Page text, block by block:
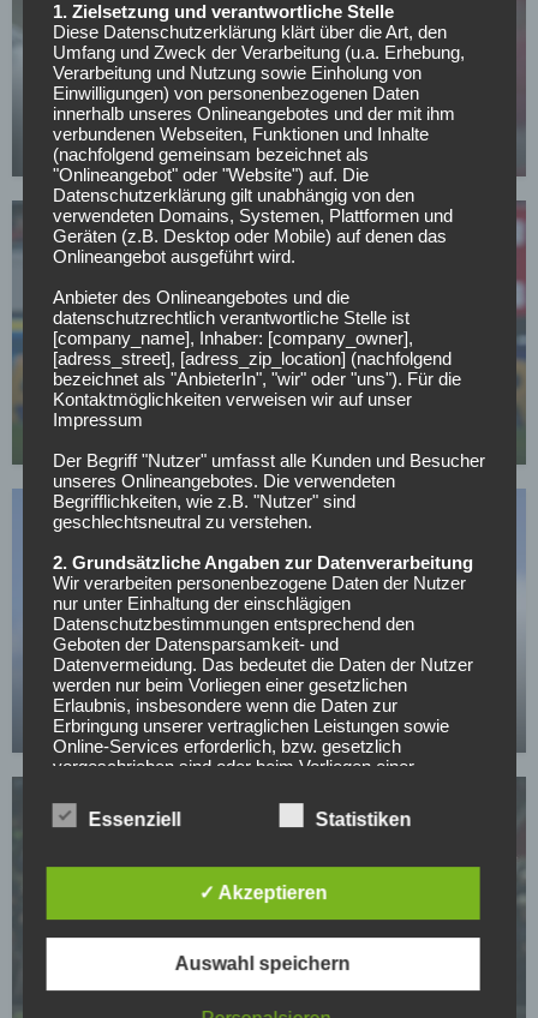
SONSTIGES
All or Nothing: Hearts & Schwolow greifen nach
der Krone
15.05.2026
SC FREIBURG
Top-Transferziel: Freiburg baggert an Gladbachs
Dauerläufer
SC FREIBURG
Holt sich der SC Freiburg sein Wunderkind
zurück?
01.05.2026
SV WERDER BREMEN
Füllkrug will zurück zu Werder, aber dieses
Hindernis steht dem Comeback im Weg
1. Zielsetzung und verantwortliche Stelle
Diese Datenschutzerklärung klärt über die Art, den
Umfang und Zweck der Verarbeitung (u.a. Erhebung,
Verarbeitung und Nutzung sowie Einholung von
Einwilligungen) von personenbezogenen Daten
innerhalb unseres Onlineangebotes und der mit ihm
verbundenen Webseiten, Funktionen und Inhalte
(nachfolgend gemeinsam bezeichnet als
"Onlineangebot" oder "Website") auf. Die
Datenschutzerklärung gilt unabhängig von den
verwendeten Domains, Systemen, Plattformen und
Geräten (z.B. Desktop oder Mobile) auf denen das
Onlineangebot ausgeführt wird.
Anbieter des Onlineangebotes und die
datenschutzrechtlich verantwortliche Stelle ist
[company_name], Inhaber: [company_owner],
[adress_street], [adress_zip_location] (nachfolgend
bezeichnet als "AnbieterIn", "wir" oder "uns"). Für die
Kontaktmöglichkeiten verweisen wir auf unser
Impressum
Der Begriff "Nutzer" umfasst alle Kunden und Besucher
unseres Onlineangebotes. Die verwendeten
Begrifflichkeiten, wie z.B. "Nutzer" sind
geschlechtsneutral zu verstehen.
2. Grundsätzliche Angaben zur Datenverarbeitung
Wir verarbeiten personenbezogene Daten der Nutzer
nur unter Einhaltung der einschlägigen
Datenschutzbestimmungen entsprechend den
Geboten der Datensparsamkeit- und
Datenvermeidung. Das bedeutet die Daten der Nutzer
werden nur beim Vorliegen einer gesetzlichen
Erlaubnis, insbesondere wenn die Daten zur
Erbringung unserer vertraglichen Leistungen sowie
Online-Services erforderlich, bzw. gesetzlich
vorgeschrieben sind oder beim Vorliegen einer
Wir treffen organisatorische, vertragliche und
Stand der Technik, um sicher zu stellen, dass die
Vorschriften der Datenschutzgesetze eingehalten
werden und um damit die durch uns verarbeiteten
Zugriff unberechtigter Personen zu schützen.
Sofern im Rahmen dieser Datenschutzerklärung
Essenziell Statistiken
✓ Akzeptieren
Auswahl speichern